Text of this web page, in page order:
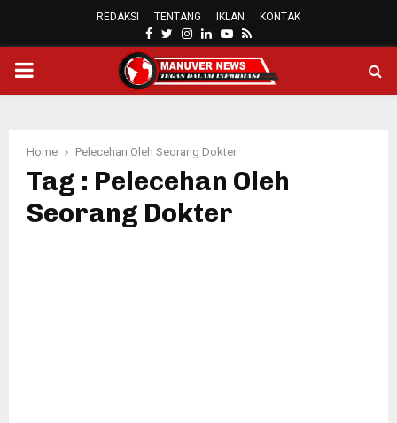
REDAKSI TENTANG IKLAN KONTAK
FACEBOOK
TWITTER
INSTAGRAM
LINKEDINYOUTUBE
RSS
PRIMARY
Home Pelecehan Oleh Seorang Dokter
Tag : Pelecehan Oleh
Seorang Dokter